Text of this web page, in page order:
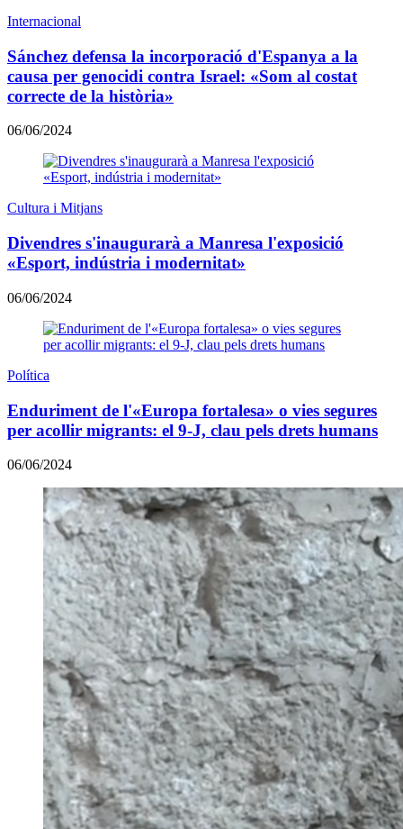
Internacional
Sánchez defensa la incorporació d'Espanya a la
causa per genocidi contra Israel: «Som al costat
correcte de la història»
06/06/2024
Cultura i Mitjans
Divendres s'inaugurarà a Manresa l'exposició
«Esport, indústria i modernitat»
06/06/2024
Política
Enduriment de l'«Europa fortalesa» o vies segures
per acollir migrants: el 9-J, clau pels drets humans
06/06/2024